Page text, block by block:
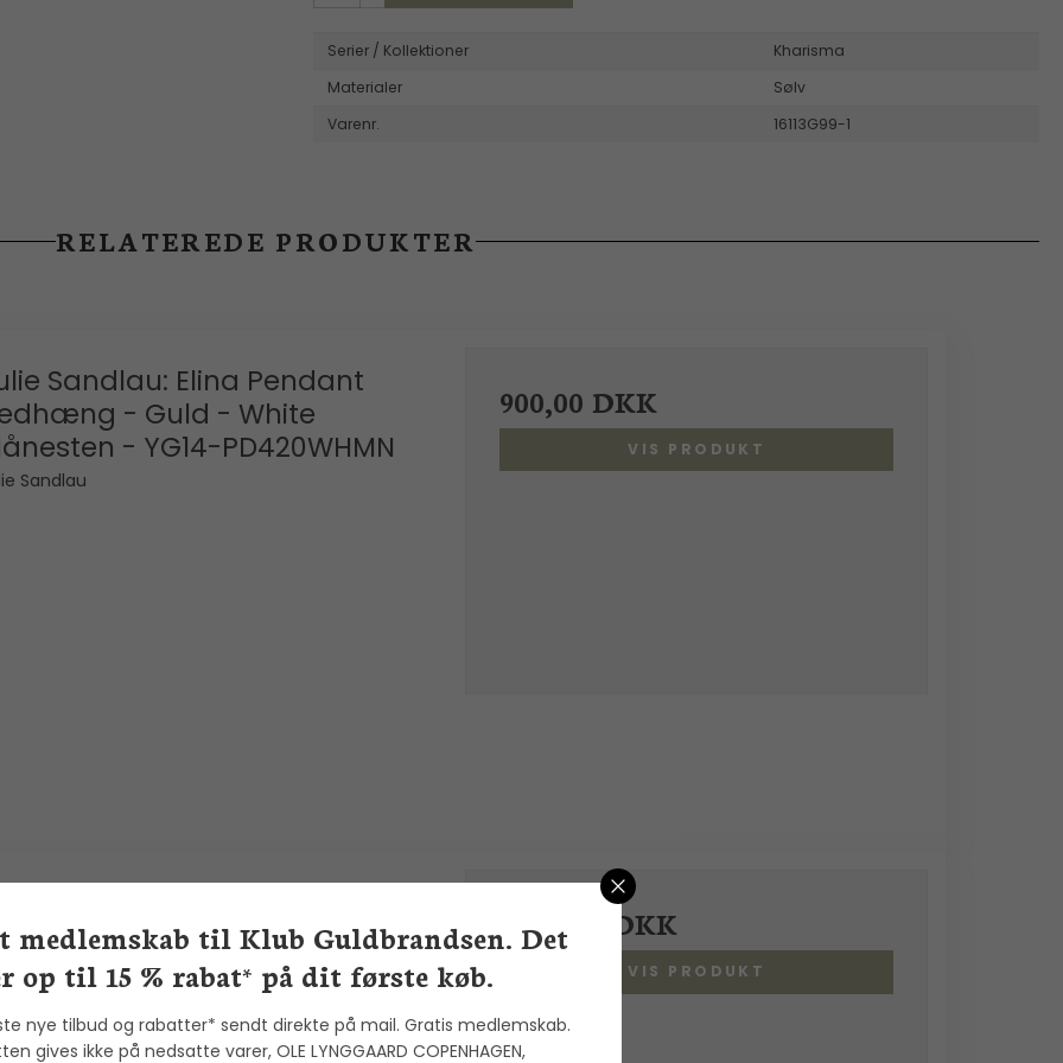
Serier / Kollektioner
Kharisma
Materialer
Sølv
Varenr.
16113G99-1
RELATEREDE PRODUKTER
Sandlau: Elina Pendant
- Guld - White
- YG14-PD420WHMN
Sandlau
900,00 DKK
VIS PRODUKT
- 24134F99-1
Fine Jewelry
1.900,00 DKK
VIS PRODUKT
medlemskab til Klub Guldbrandsen. Det
op til 15 % rabat* på dit første køb.
nye tilbud og rabatter* sendt direkte på mail. Gratis medlemskab.
gives ikke på nedsatte varer, OLE LYNGGAARD COPENHAGEN,